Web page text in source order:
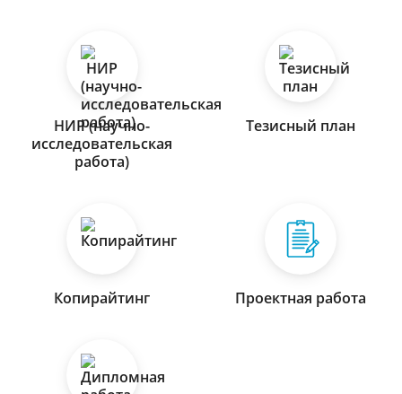
НИР (научно-
исследовательская
работа)
Тезисный план
Копирайтинг Проектная работа